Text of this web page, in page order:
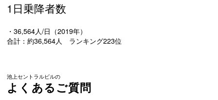
1日乗降者数
・36,564人/日（2019年）
合計：約36,564人 ランキング223位
池上セントラルビルの
よくあるご質問